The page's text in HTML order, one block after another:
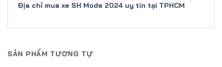
Địa chỉ mua xe SH Mode 2024 uy tín tại TPHCM
SẢN PHẨM TƯƠNG TỰ